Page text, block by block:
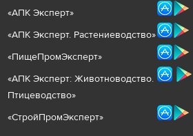
«АПК Эксперт»
«АПК Эксперт. Растениеводство»
«ПищеПромЭксперт»
«АПК Эксперт: Животноводство.
Птицеводство»
«СтройПромЭксперт»